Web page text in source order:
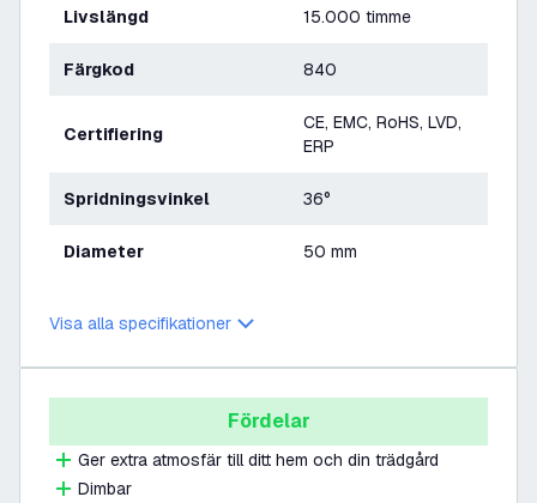
Livslängd 15.000 timme
Färgkod 840
Certifiering
CE, EMC, RoHS, LVD,
ERP
Spridningsvinkel 36°
Diameter 50 mm
Visa alla specifikationer
Fördelar
Ger extra atmosfär till ditt hem och din trädgård
Dimbar